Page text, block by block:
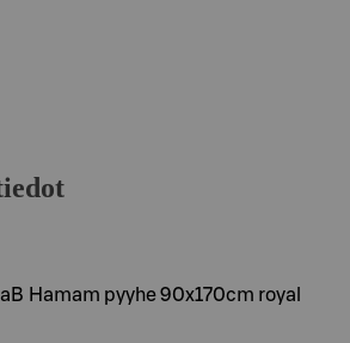
Hamam pyyhe 90x170cm royal